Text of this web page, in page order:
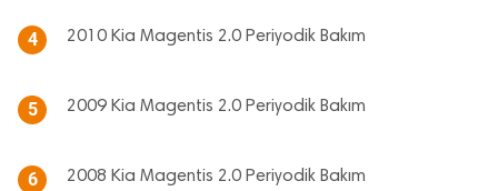
4 2010 Kia Magentis 2.0 Periyodik Bakım
5 2009 Kia Magentis 2.0 Periyodik Bakım
6 2008 Kia Magentis 2.0 Periyodik Bakım